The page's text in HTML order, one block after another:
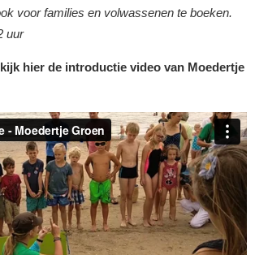
voor families en volwassenen te boeken.
uur
hier de introductie video van Moedertje